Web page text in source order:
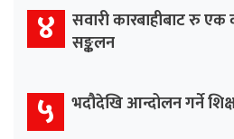
४ सवारी कारबाहीबाट रु
सङ्कलन
५ भदौदेखि आन्दोलन गर्ने